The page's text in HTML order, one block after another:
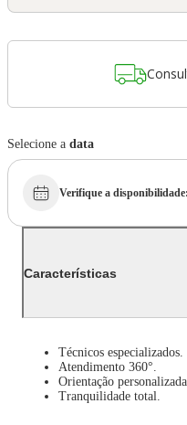
Selecione a data
Verifique a disponibilidade:
Características
Técnicos especializados.
Atendimento 360°.
Orientação
Tranquilidade total.